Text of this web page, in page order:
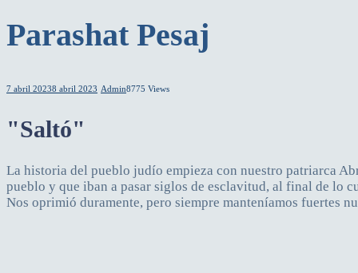
Parashat Pesaj
7 abril 20238 abril 2023 Admin8775 Views
"Saltó"
La historia del pueblo judío empieza con nuestro patriarca
pueblo y que iban a pasar siglos de esclavitud, al final de lo
Nos oprimió duramente, pero siempre manteníamos fuertes